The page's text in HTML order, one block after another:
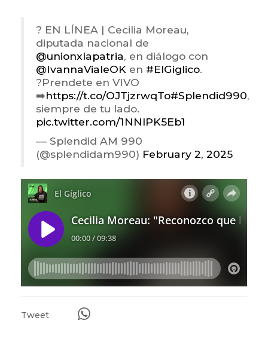
? EN LÍNEA | Cecilia Moreau,
diputada nacional de
@unionxlapatria, en diálogo con
@IvannaVialeOK en #ElGiglico.
?Prendete en VIVO
➡️https://t.co/OJTjzrwqTo#Splendid990,
siempre de tu lado.
pic.twitter.com/1NNlPK5Eb1
— Splendid AM 990
(@splendidam990) February 2, 2025
Tweet